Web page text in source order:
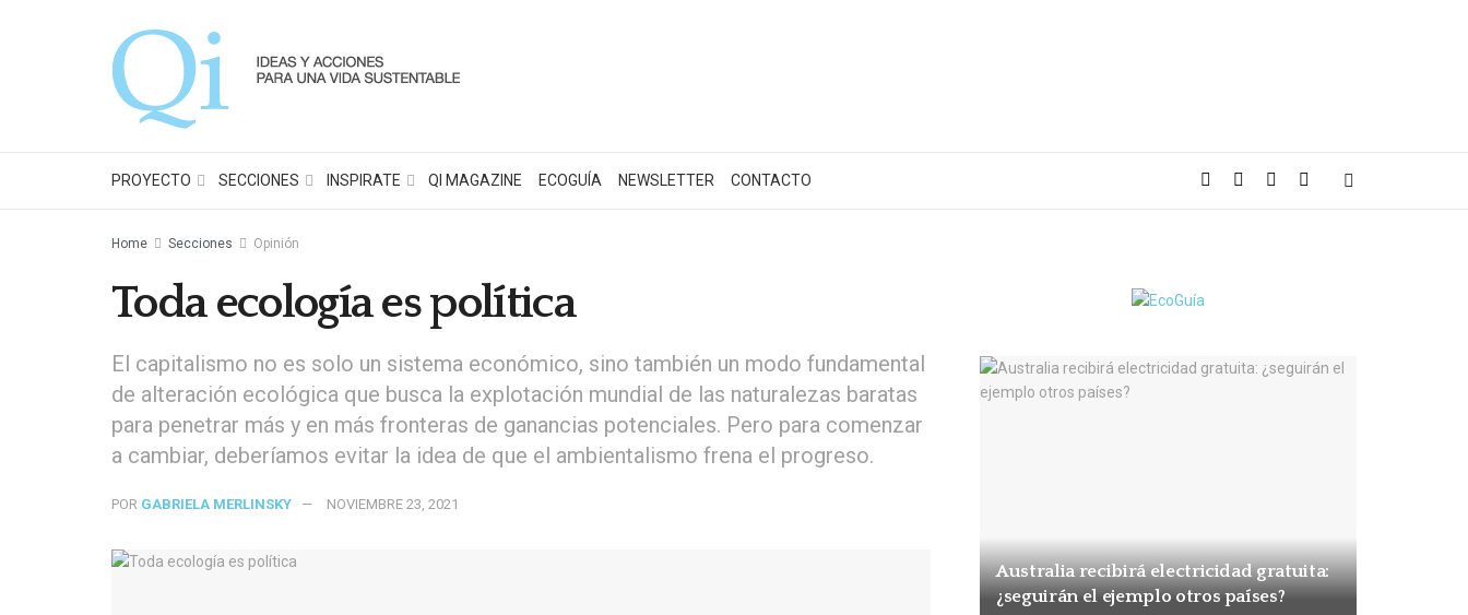
PROYECTO SECCIONES INSPIRATE QI MAGAZINE ECOGUÍA NEWSLETTER CONTACTO
Home Secciones Opinión
Toda ecología es política
El capitalismo no es solo un sistema económico, sino también un modo fundamental
de alteración ecológica que busca la explotación mundial de las naturalezas baratas
para penetrar más y en más fronteras de ganancias potenciales. Pero para comenzar
a cambiar, deberíamos evitar la idea de que el ambientalismo frena el progreso.
POR GABRIELA MERLINSKY NOVIEMBRE 23, 2021
Australia recibirá electricidad gratuita:
¿seguirán el ejemplo otros países?